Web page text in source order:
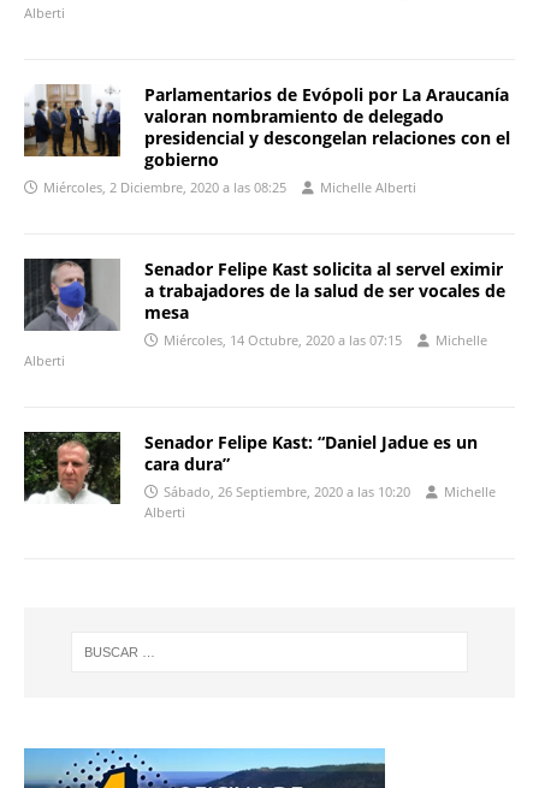
Alberti
Parlamentarios de Evópoli por La Araucanía
valoran nombramiento de delegado
presidencial y descongelan relaciones con el
gobierno
Miércoles, 2 Diciembre, 2020 a las 08:25 Michelle Alberti
Senador Felipe Kast solicita al servel eximir
a trabajadores de la salud de ser vocales de
mesa
Miércoles, 14 Octubre, 2020 a las 07:15
Michelle
Alberti
Senador Felipe Kast: “Daniel Jadue es un
cara dura”
Sábado, 26 Septiembre, 2020 a las 10:20
Michelle
Alberti